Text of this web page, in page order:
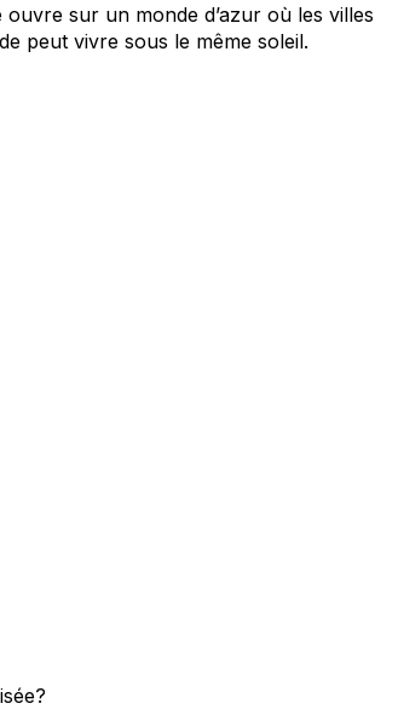
sur un monde d’azur où les villes
peut vivre sous le même soleil.